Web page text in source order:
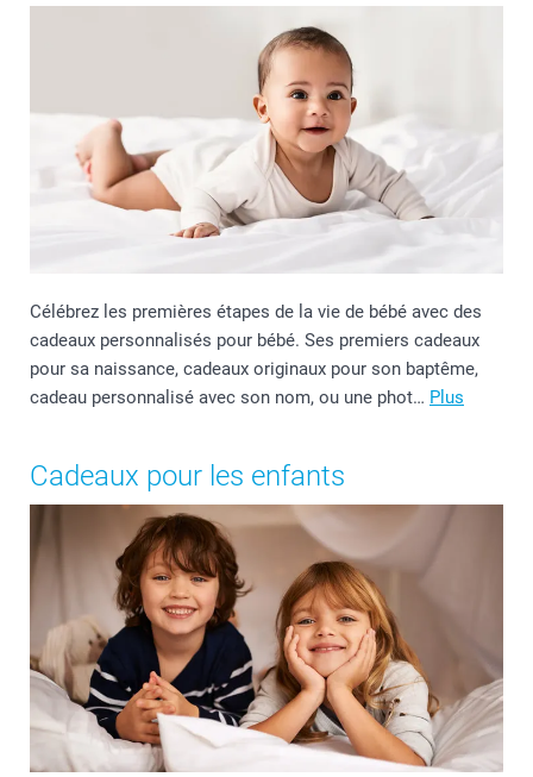
Célébrez les premières étapes de la vie de bébé avec des
cadeaux personnalisés pour bébé. Ses premiers cadeaux
pour sa naissance, cadeaux originaux pour son baptême,
cadeau personnalisé avec son nom, ou une phot… Plus
Cadeaux pour les enfants